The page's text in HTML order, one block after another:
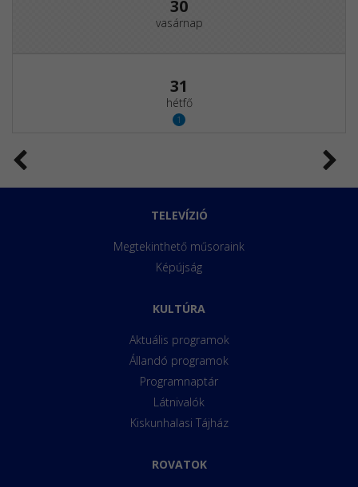
30
vasárnap
31
1
hétfő
TELEVÍZIÓ
Megtekinthető műsoraink
Képújság
KULTÚRA
Aktuális programok
Állandó programok
Programnaptár
Látnivalók
Kiskunhalasi Tájház
ROVATOK